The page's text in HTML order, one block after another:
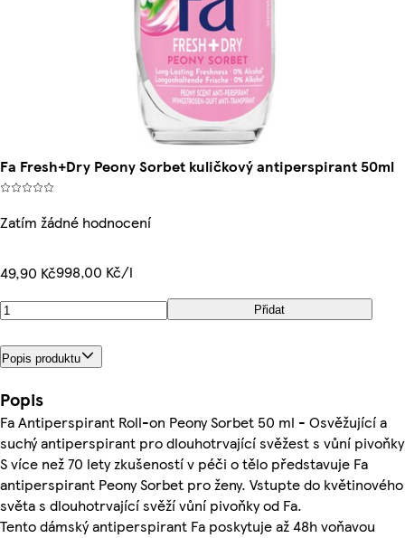
Fa Fresh+Dry Peony Sorbet kuličkový antiperspirant 50ml
Zatím žádné hodnocení
49,90 Kč998,00 Kč/l
Přidat
Popis produktu
Popis
Fa Antiperspirant Roll-on Peony Sorbet 50 ml - Osvěžující a
suchý antiperspirant pro dlouhotrvající svěžest s vůní pivoňky
S více než 70 lety zkušeností v péči o tělo představuje Fa
antiperspirant Peony Sorbet pro ženy. Vstupte do květinového
světa s dlouhotrvající svěží vůní pivoňky od Fa.
Tento dámský antiperspirant Fa poskytuje až 48h voňavou